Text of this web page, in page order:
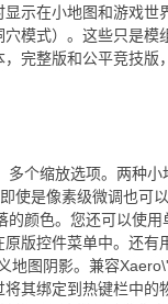
示在小地图和游戏
模式）。这些只是
完整版和公平竞技
游戏: 1.21.4类型:ForgeRelease下载次数: 8,29525.2.10Xaeros_Minimap_25.2.10_NeoForge_1.21.4.jar下载25.2.10_NeoForge_1.21.4#Release[Read changelogs](https://chocolateminecraft.com/update.php?mod_id=0)展开版本: 25.2.10_NeoForge_1.21.4支持游戏: 1.21.4类型:NeoForgeRelease下载次数: 5,08625.2.10Xaeros_Minimap_25.2.10_Fabric_1.21.3.jar下载25.2.10_Fabric_1.21.3#Release[Read changelogs](https://chocolateminecraft.com/update.php?mod_id=0)展开版本: 25.2.10_Fabric_1.21.3支持游戏: 1.21.3类型:FabricQuiltRelease下载次数: 6,27225.2.10Xaeros_Minimap_25.2.10_Forge_1.21.3.jar下载25.2.10_Forge_1.21.3#Release[Read changelogs](https://chocolateminecraft.com/update.php?mod_id=0)展开版本: 25.2.10_Forge_1.21.3支持游戏: 1.21.3类型:ForgeRelease下载次数: 95625.2.10Xaeros_Minimap_25.2.10_NeoForge_1.21.3.jar下载25.2.10_NeoForge_1.21.3#Release[Read changelogs](https://chocolateminecraft.com/update.php?mod_id=0)展开版本: 25.2.10_NeoForge_1.21.3支持游戏: 1.21.3类型:NeoForgeRelease下载次数: 38925.2.10Xaeros_Minimap_25.2.10_Fabric_1.21.jar下载25.2.10_Fabric_1.21#Release[Read changelogs](https://chocolateminecraft.com/update.php?mod_id=0)展开版本: 25.2.10_Fabric_1.21支持游戏: 1.21, 1.21.1类型:FabricQuiltRelease下载次数: 223,81225.2.10Xaeros_Minimap_25.2.10_Forge_1.21.jar下载25.2.10_Forge_1.21#Release[Read changelogs](https://chocolateminecraft.com/update.php?mod_id=0)展开版本: 25.2.10_Forge_1.21支持游戏: 1.21, 1.21.1类型:ForgeRelease下载次数: 18,40525.2.10Xaeros_Minimap_25.2.10_NeoForge_1.21.jar下载